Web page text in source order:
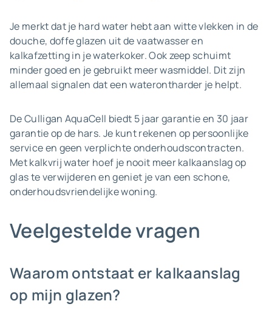
Je merkt dat je hard water hebt aan witte vlekken in de
douche, doffe glazen uit de vaatwasser en
kalkafzetting in je waterkoker. Ook zeep schuimt
minder goed en je gebruikt meer wasmiddel. Dit zijn
allemaal signalen dat een waterontharder je helpt.
De Culligan AquaCell biedt 5 jaar garantie en 30 jaar
garantie op de hars. Je kunt rekenen op persoonlijke
service en geen verplichte onderhoudscontracten.
Met kalkvrij water hoef je nooit meer kalkaanslag op
glas te verwijderen en geniet je van een schone,
onderhoudsvriendelijke woning.
Veelgestelde vragen
Waarom ontstaat er kalkaanslag
op mijn glazen?